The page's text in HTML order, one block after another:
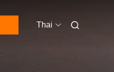
Thai